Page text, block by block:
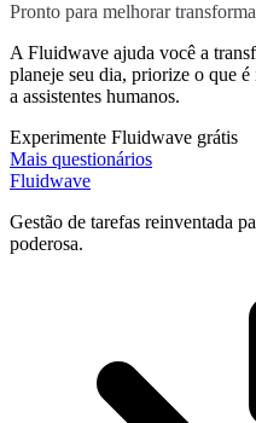
Pronto para melhorar
A Fluidwave ajuda você a
planeje seu dia, priorize o que
a assistentes humanos.
Experimente Fluidwave grátis
Mais questionários
Fluidwave
Gestão de tarefas reinventada
poderosa.